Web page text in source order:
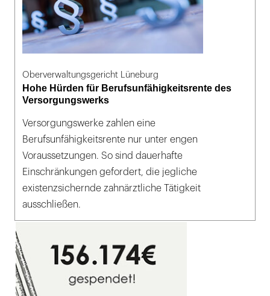
Oberverwaltungsgericht Lüneburg
Hohe Hürden für Berufsunfähigkeitsrente des
Versorgungswerks
Versorgungswerke zahlen eine
Berufsunfähigkeitsrente nur unter engen
Voraussetzungen. So sind dauerhafte
Einschränkungen gefordert, die jegliche
existenzsichernde zahnärztliche Tätigkeit
ausschließen.